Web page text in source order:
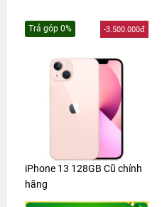
Trả góp 0% -3.500.000đ
iPhone 13 128GB Cũ chính
hãng